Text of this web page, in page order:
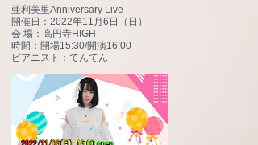
亜利美里Anniversary Live
開催日：2022年11月6日（日）
会 場：高円寺HIGH
時間：開場15:30/開演16:00
ピアニスト：てんてん